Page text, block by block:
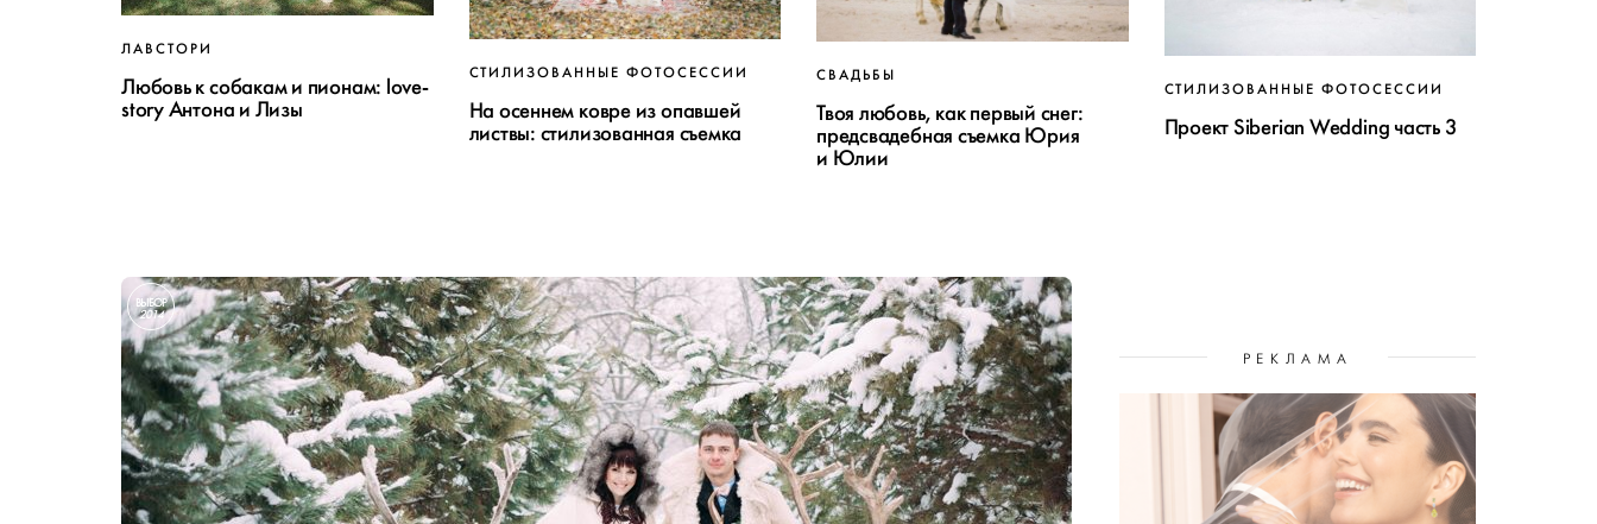
ЛАВСТОРИ
Любовь к собакам и пионам: love-
story Антона и Лизы
СТИЛИЗОВАННЫЕ ФОТОСЕССИИ
На осеннем ковре из опавшей
листвы: стилизованная съемка
СВАДЬБЫ
Твоя любовь, как первый снег:
предсвадебная съемка Юрия
и Юлии
СТИЛИЗОВАННЫЕ ФОТОСЕССИИ
Проект Siberian Wedding часть 3
ВЫБОР
2014
РЕКЛАМА